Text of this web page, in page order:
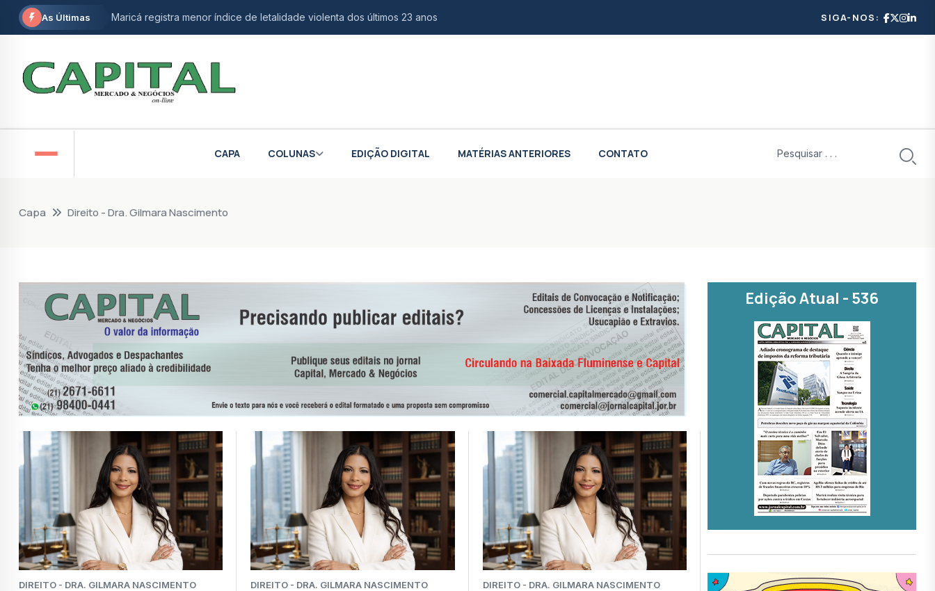
As Últimas Maricá registra menor índice de letalidade violenta dos últimos 23 anos
Vereadora de Niterói e ativista do autismo é confirmada como vice na chapa de Douglas Ruas
Maricá abre inscrições gratuitas para oficina de audiovisual na Casa da Juventude
STF derruba restrição e garante isenção fiscal na compra de veículos para PCD e autistas
Petrobras anuncia nova descoberta de gás em águas profundas na Colômbia
Aumento de etanol na gasolina divide opiniões sobre impacto em carros
Em El Salvador, Marcelo Dino defende envio de chefes de facções brasileiras para presídios no exterior
Vereador Sandro Lelis recebe Eduardo Paes em grande ato político na Baixada
Maricá firma parceria com a Agência Espacial Brasileira para impulsionar ecossistema de inovação e
tecnologia
Reforma tributária: Receita Federal e CGIBS adiam prazos para destaque de IBS e CBS em notas fiscais
Marcelo Dino participa de caminhada pelo fim da taxação em Angra dos Reis
Braskem abre inscrições para o concurso "Ações que Transformam" em Duque de Caxias
Maricá apresenta projetos de tecnologia e desenvolvimento na 78ª Reunião Anual da SBPC
CNJ aplica punição e afasta ex-juíza da Lava Jato Gabriela Hardt por dois anos
SIGA-NOS:
CAPA COLUNAS EDIÇÃO DIGITAL MATÉRIAS ANTERIORES CONTATO
Capa Direito - Dra. Gilmara Nascimento
DIREITO - DRA. GILMARA NASCIMENTO DIREITO - DRA. GILMARA NASCIMENTO DIREITO - DRA. GILMARA NASCIMENTO
Edição Atual - 536